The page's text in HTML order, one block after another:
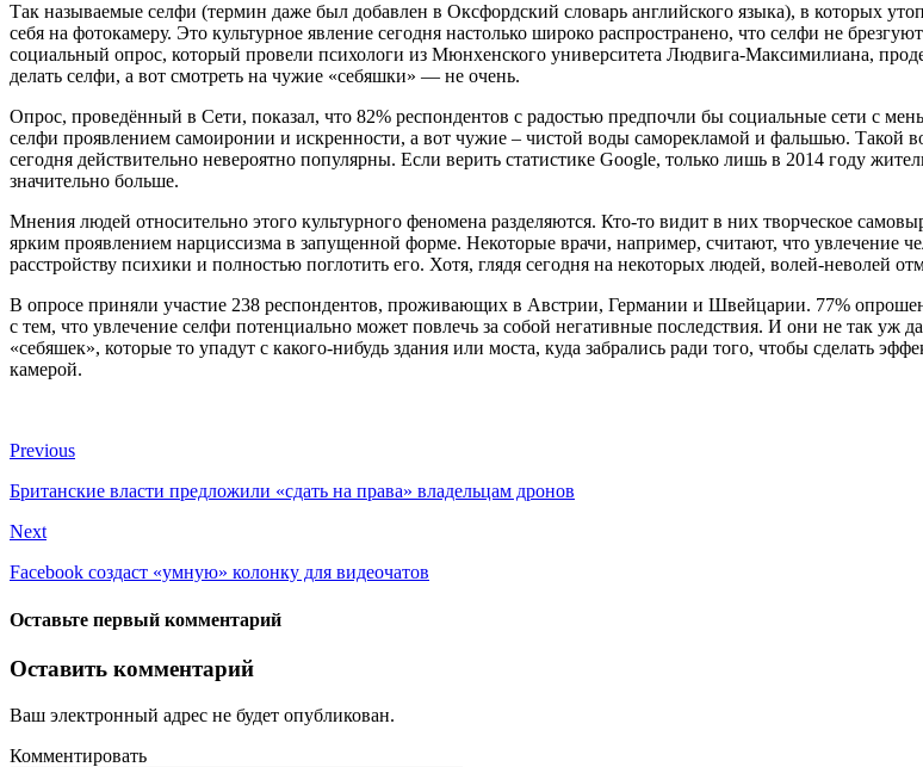
Так называемые селфи (термин даже был добавлен в Оксфордский словарь английского языка), в которых
себя на фотокамеру. Это культурное явление сегодня настолько широко распространено, что селфи не
социальный опрос, который провели психологи из Мюнхенского университета Людвига-Максимилиана,
делать селфи, а вот смотреть на чужие «себяшки» — не очень.
Опрос, проведённый в Сети, показал, что 82% респондентов с радостью предпочли бы социальные сети с
селфи проявлением самоиронии и искренности, а вот чужие – чистой воды саморекламой и фальшью. Такой
сегодня действительно невероятно популярны. Если верить статистике Google, только лишь в 2014 году
значительно больше.
Мнения людей относительно этого культурного феномена разделяются. Кто-то видит в них творческое
ярким проявлением нарциссизма в запущенной форме. Некоторые врачи, например, считают, что увлечение
расстройству психики и полностью поглотить его. Хотя, глядя сегодня на некоторых людей, волей-неволей
В опросе приняли участие 238 респондентов, проживающих в Австрии, Германии и Швейцарии. 77%
с тем, что увлечение селфи потенциально может повлечь за собой негативные последствия. И они не так уж
«себяшек», которые то упадут с какого-нибудь здания или моста, куда забрались ради того, чтобы сделать
камерой.
Previous
Британские власти предложили «сдать на права» владельцам дронов
Next
Facebook создаст «умную» колонку для видеочатов
Оставьте первый комментарий
Оставить комментарий
Ваш электронный адрес не будет опубликован.
Комментировать